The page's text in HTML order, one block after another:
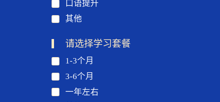
口语提升
其他
请选择学习套餐
1-3个月
3-6个月
一年左右